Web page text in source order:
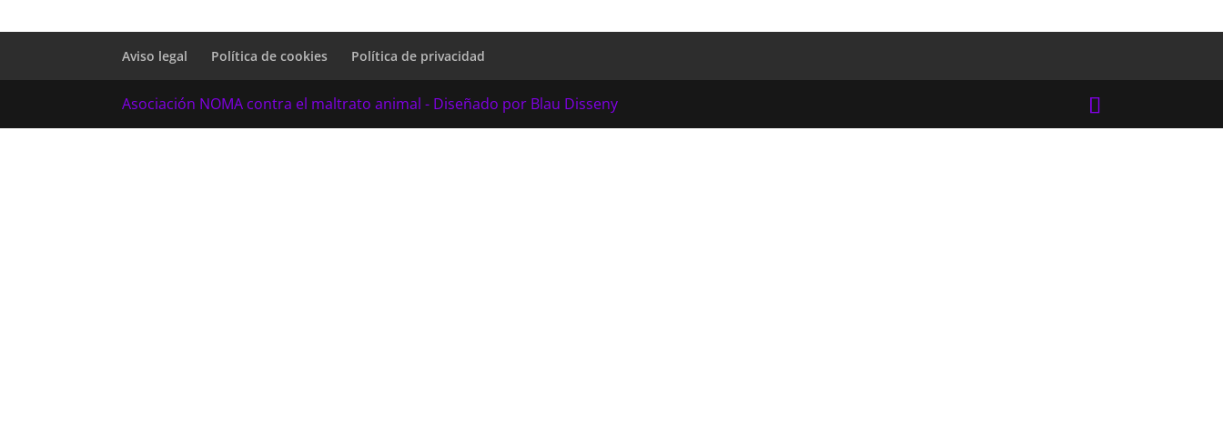
Aviso legal Política de cookies Política de privacidad
Asociación NOMA contra el maltrato animal - Diseñado por Blau Disseny